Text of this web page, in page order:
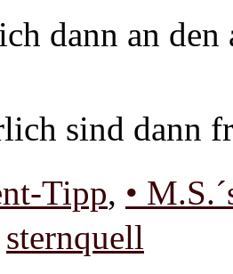
dann an
sind dann
Tipp, •
sternquell